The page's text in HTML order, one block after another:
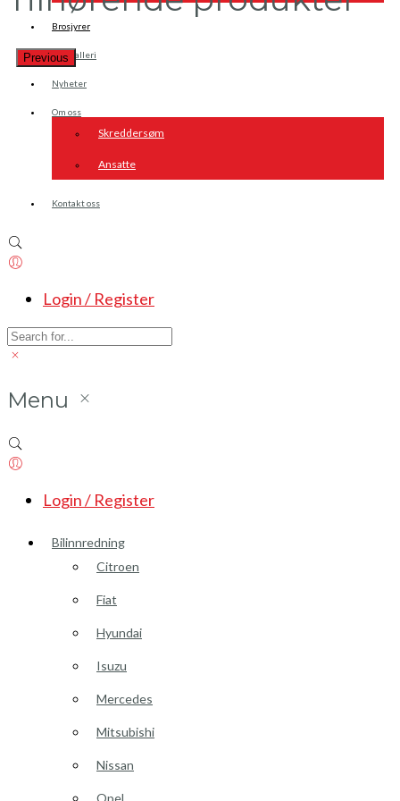
Brosjyrer
Fotogalleri
Nyheter
Om oss
Skreddersøm
Ansatte
Kontakt oss
Login / Register
Menu
Login / Register
Bilinnredning
Citroen
Fiat
Hyundai
Isuzu
Mercedes
Mitsubishi
Nissan
Opel
Previous